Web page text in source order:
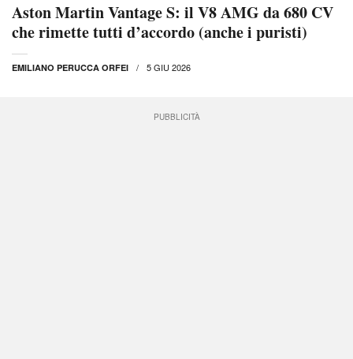
Aston Martin Vantage S: il V8 AMG da 680 CV
che rimette tutti d’accordo (anche i puristi)
EMILIANO PERUCCA ORFEI 5 GIU 2026
PUBBLICITÀ